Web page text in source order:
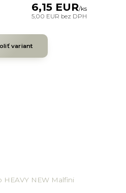
6,15 EUR/ks
5,00 EUR bez DPH
variant